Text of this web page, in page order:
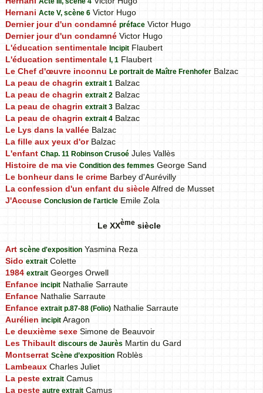
Hernani Acte V, scène 6 Victor Hugo
Dernier jour d'un condamné préface Victor Hugo
Dernier jour d'un condamné Victor Hugo
L'éducation sentimentale Incipit Flaubert
L'éducation sentimentale I, 1 Flaubert
Le Chef d'œuvre inconnu Le portrait de Maître Frenhofer Balzac
La peau de chagrin extrait 1 Balzac
La peau de chagrin extrait 2 Balzac
La peau de chagrin extrait 3 Balzac
La peau de chagrin extrait 4 Balzac
Le Lys dans la vallée Balzac
La fille aux yeux d'orBalzac
L'enfant Chap. 11 Robinson Crusoé Jules Vallès
Histoire de ma vie Condition des femmes George Sand
Le bonheur dans le crime Barbey d'Aurévilly
La confession d'un enfant du siècleAlfred de Musset
J'Accuse Conclusion de l'article Emile Zola
Le XXèmesiècle
Art scène d'exposition Yasmina Reza
Sido extrait Colette
1984 extrait Georges Orwell
Enfance incipit Nathalie Sarraute
Enfance Nathalie Sarraute
Enfance extrait p.87-88 (Folio) Nathalie Sarraute
Aurélien incipit Aragon
Le deuxième sexe Simone de Beauvoir
Les Thibault discours de Jaurès Martin du Gard
Montserrat Scène d’exposition Roblès
Lambeaux Charles Juliet
La peste extrait Camus
La peste autre extrait Camus